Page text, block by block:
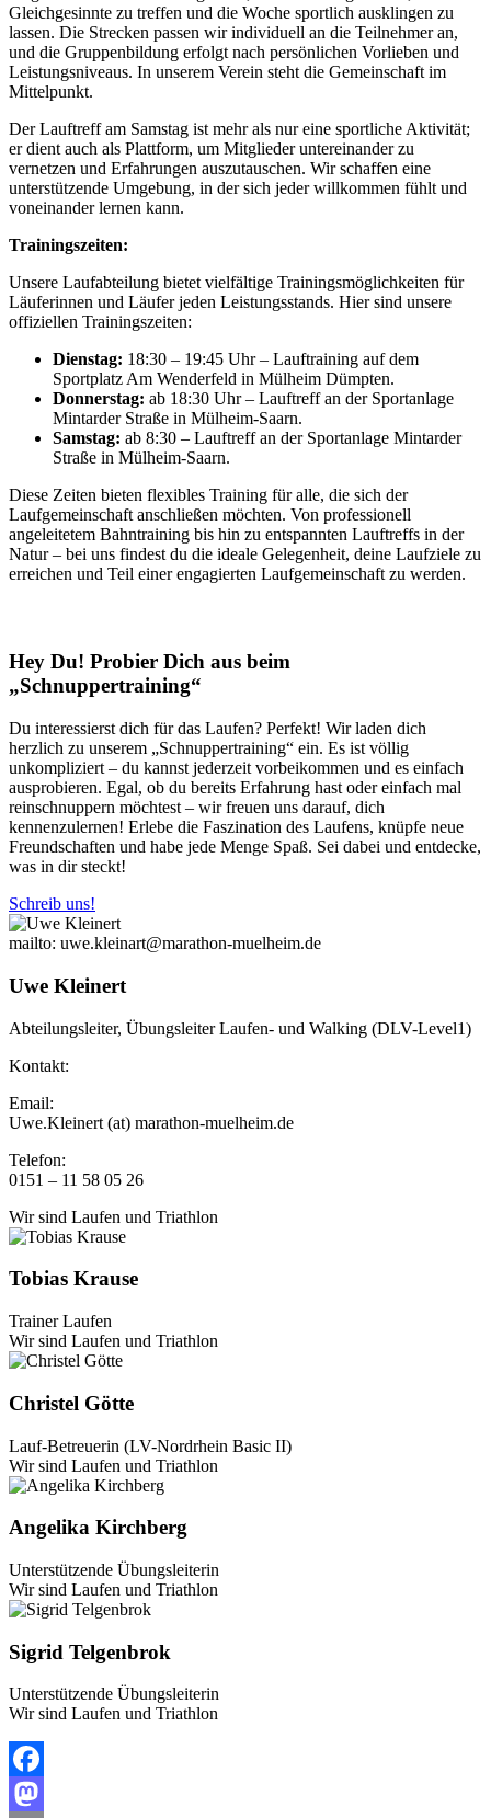
Gleichgesinnte zu treffen und die Woche sportlich ausklingen zu
lassen. Die Strecken passen wir individuell an die Teilnehmer an,
und die Gruppenbildung erfolgt nach persönlichen Vorlieben und
Leistungsniveaus. In unserem Verein steht die Gemeinschaft im
Mittelpunkt.
Der Lauftreff am Samstag ist mehr als nur eine sportliche Aktivität;
er dient auch als Plattform, um Mitglieder untereinander zu
vernetzen und Erfahrungen auszutauschen. Wir schaffen eine
unterstützende Umgebung, in der sich jeder willkommen fühlt und
voneinander lernen kann.
Trainingszeiten:
Unsere Laufabteilung bietet vielfältige Trainingsmöglichkeiten für
Läuferinnen und Läufer jeden Leistungsstands. Hier sind unsere
offiziellen Trainingszeiten:
Dienstag: 18:30 – 19:45 Uhr – Lauftraining auf dem
Sportplatz Am Wenderfeld in Mülheim Dümpten.
Donnerstag: ab 18:30 Uhr – Lauftreff an der Sportanlage
Mintarder Straße in Mülheim-Saarn.
Samstag: ab 8:30 – Lauftreff an der Sportanlage Mintarder
Straße in Mülheim-Saarn.
Diese Zeiten bieten flexibles Training für alle, die sich der
Laufgemeinschaft anschließen möchten. Von professionell
angeleitetem Bahntraining bis hin zu entspannten Lauftreffs in der
Natur – bei uns findest du die ideale Gelegenheit, deine Laufziele zu
erreichen und Teil einer engagierten Laufgemeinschaft zu werden.
Hey Du! Probier Dich aus beim
„Schnuppertraining“
Du interessierst dich für das Laufen? Perfekt! Wir laden dich
herzlich zu unserem „Schnuppertraining“ ein. Es ist völlig
unkompliziert – du kannst jederzeit vorbeikommen und es einfach
ausprobieren. Egal, ob du bereits Erfahrung hast oder einfach mal
reinschnuppern möchtest – wir freuen uns darauf, dich
kennenzulernen! Erlebe die Faszination des Laufens, knüpfe neue
Freundschaften und habe jede Menge Spaß. Sei dabei und entdecke,
was in dir steckt!
Schreib uns!
mailto: uwe.kleinart@marathon-muelheim.de
Uwe Kleinert
Abteilungsleiter, Übungsleiter Laufen- und Walking (DLV-Level1)
Kontakt:
Email:
Uwe.Kleinert (at) marathon-muelheim.de
Telefon:
0151 – 11 58 05 26
Wir sind Laufen und Triathlon
Tobias Krause
Trainer Laufen
Wir sind Laufen und Triathlon
Christel Götte
Lauf-Betreuerin (LV-Nordrhein Basic II)
Wir sind Laufen und Triathlon
Angelika Kirchberg
Unterstützende Übungsleiterin
Wir sind Laufen und Triathlon
Sigrid Telgenbrok
Unterstützende Übungsleiterin
Wir sind Laufen und Triathlon
Facebook